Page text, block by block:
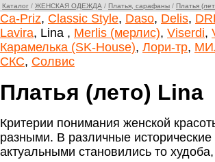
Каталог / ЖЕНСКАЯ ОДЕЖДА / Платья, сарафаны / Платья
Ca-Priz, Classic Style, Daso, Delis,
Lavira, Lina , Merlis (мерлис), Viserdi,
Карамелька (SK-House), Лори-тр,
СКС, Солвис
Платья (лето) Lina
Критерии понимания женской
разными. В различные
актуальными становились то